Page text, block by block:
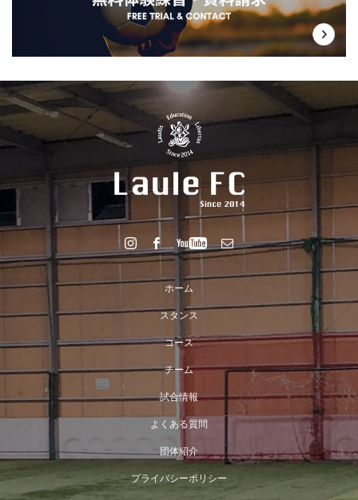
ホーム
スタンス
コース
チーム
試合情報
よくある質問
団体紹介
プライバシーポリシー